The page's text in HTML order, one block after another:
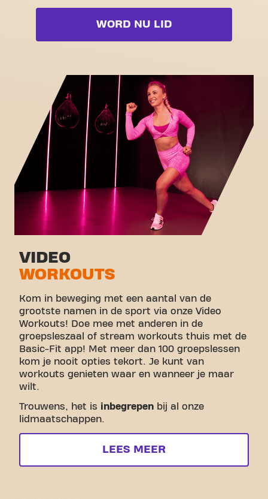
Box
Volledige lijst bekijken
Cardio zone
Stretch zone
Virtual cycling
Rondleiding
WORD NU LID
VIDEO
WORKOUTS
Kom in beweging met een aantal van de
grootste namen in de sport via onze Video
Workouts! Doe mee met anderen in de
groepsleszaal of stream workouts thuis met de
Basic-Fit app! Met meer dan 100 groepslessen
kom je nooit opties tekort. Je kunt van
workouts genieten waar en wanneer je maar
wilt.
Trouwens, het is inbegrepen bij al onze
lidmaatschappen.
LEES MEER